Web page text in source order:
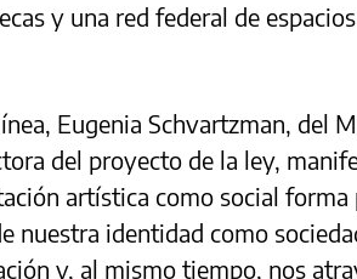
y una red federal de
Eugenia Schvartzman, del
del proyecto de la ley,
artística como social
nuestra identidad como
y, al mismo tiempo, nos